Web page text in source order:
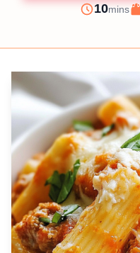
Prep
10mins